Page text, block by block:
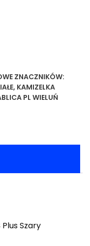
ZNACZNIKÓW:
, KAMIZELKA
PL WIELUŃ
Szary